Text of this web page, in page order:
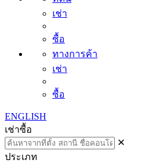
เช่า
ซื้อ
ทางการค้า
เช่า
ซื้อ
ENGLISH
เช่าซื้อ
✕
ประเภท